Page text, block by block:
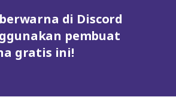
di Discord
pembuat
gratis ini!